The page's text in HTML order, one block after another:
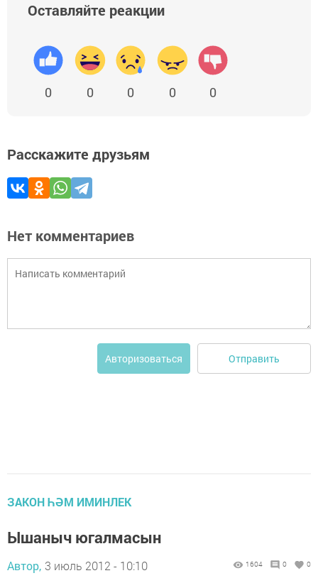
Оставляйте реакции
0 0 0 0 0
Расскажите друзьям
Нет комментариев
Авторизоваться Отправить
ЗАКОН ҺӘМ ИМИНЛЕК
Ышаныч югалмасын
Автор, 3 июль 2012 - 10:10 1604 0 0